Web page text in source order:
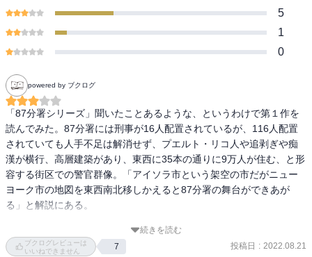
5
1
0
powered by ブクログ
「87分署シリーズ」聞いたことあるような、というわけで第１作を
読んでみた。87分署には刑事が16人配置されているが、116人配置
されていても人手不足は解消せず、プエルト・リコ人や追剥ぎや痴
漢が横行、高層建築があり、東西に35本の通りに9万人が住む、と形
容する街区での警官群像。「アイソラ市という架空の市だがニュー
ヨーク市の地図を東西南北移しかえると87分署の舞台ができあが
る」と解説にある。
主人公は２級刑事のスティーブ・キャレラ。事件は相次ぐ警官殺
し。殺される警官、調べる警官、それぞれの家庭や行動が並行して
続きを読む
ブクログレビューは
いいねできません
7 投稿日 : 2022.08.21